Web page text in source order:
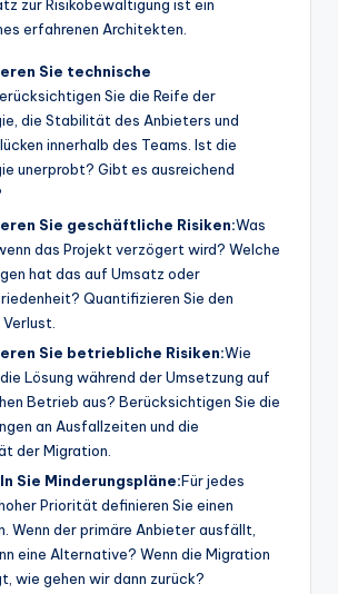
zur Risikobewältigung ist ein
erfahrenen Architekten.
Sie technische
Sie die Reife der
die Stabilität des Anbieters und
innerhalb des Teams. Ist die
unerprobt? Gibt es ausreichend
Sie geschäftliche Risiken:Was
das Projekt verzögert wird? Welche
hat das auf Umsatz oder
Quantifizieren Sie den
Sie betriebliche Risiken:Wie
Lösung während der Umsetzung auf
Betrieb aus? Berücksichtigen Sie die
an Ausfallzeiten und die
der Migration.
Sie Minderungspläne:Für jedes
Priorität definieren Sie einen
Wenn der primäre Anbieter ausfällt,
eine Alternative? Wenn die Migration
wie gehen wir dann zurück?